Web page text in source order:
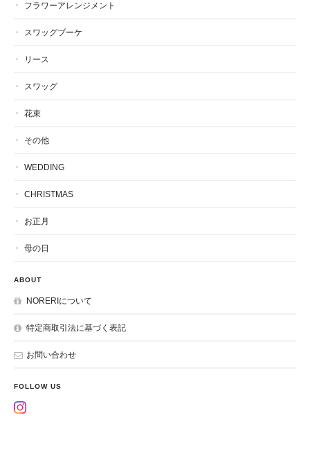
フラワーアレンジメント
スワッグブーケ
リース
スワッグ
花束
その他
WEDDING
CHRISTMAS
お正月
母の日
ABOUT
NORERIについて
特定商取引法に基づく表記
お問い合わせ
FOLLOW US